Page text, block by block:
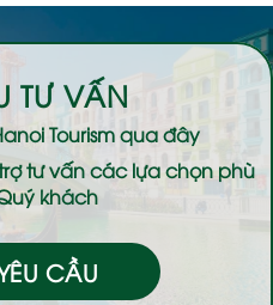
TƯ VẤN
Tourismqua đây
tư vấn các lựa chọn phù
khách
CẦU